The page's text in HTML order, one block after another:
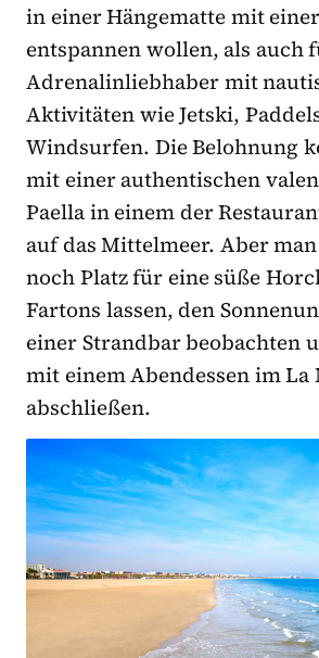
in einer Hängematte mit
entspannen wollen, als auch
Adrenalinliebhaber mit
Aktivitäten wie Jetski,
Windsurfen. Die Belohnung
mit einer authentischen
Paella in einem der
auf das Mittelmeer. Aber
noch Platz für eine süße
Fartons lassen, den
einer Strandbar beobachten
mit einem Abendessen im La
abschließen.